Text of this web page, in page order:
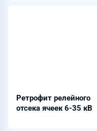
Ретрофит релейного
отсека ячеек 6-35 кВ